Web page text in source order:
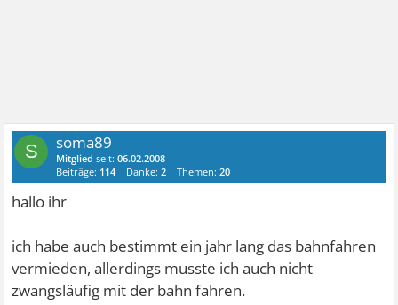
S soma89
Mitglied seit:06.02.2008
Beiträge: 114 Danke:2 Themen:20
hallo ihr
ich habe auch bestimmt ein jahr lang das bahnfahren
vermieden, allerdings musste ich auch nicht
zwangsläufig mit der bahn fahren.